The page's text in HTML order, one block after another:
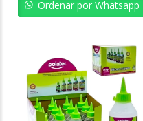
Ordenar por Whatsapp